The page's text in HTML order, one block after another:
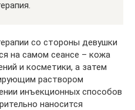
со стороны девушки
на самом сеансе – кожа
и косметики, а затем
раствором
инъекционных способов
наносится